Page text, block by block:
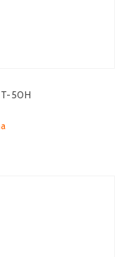
50H